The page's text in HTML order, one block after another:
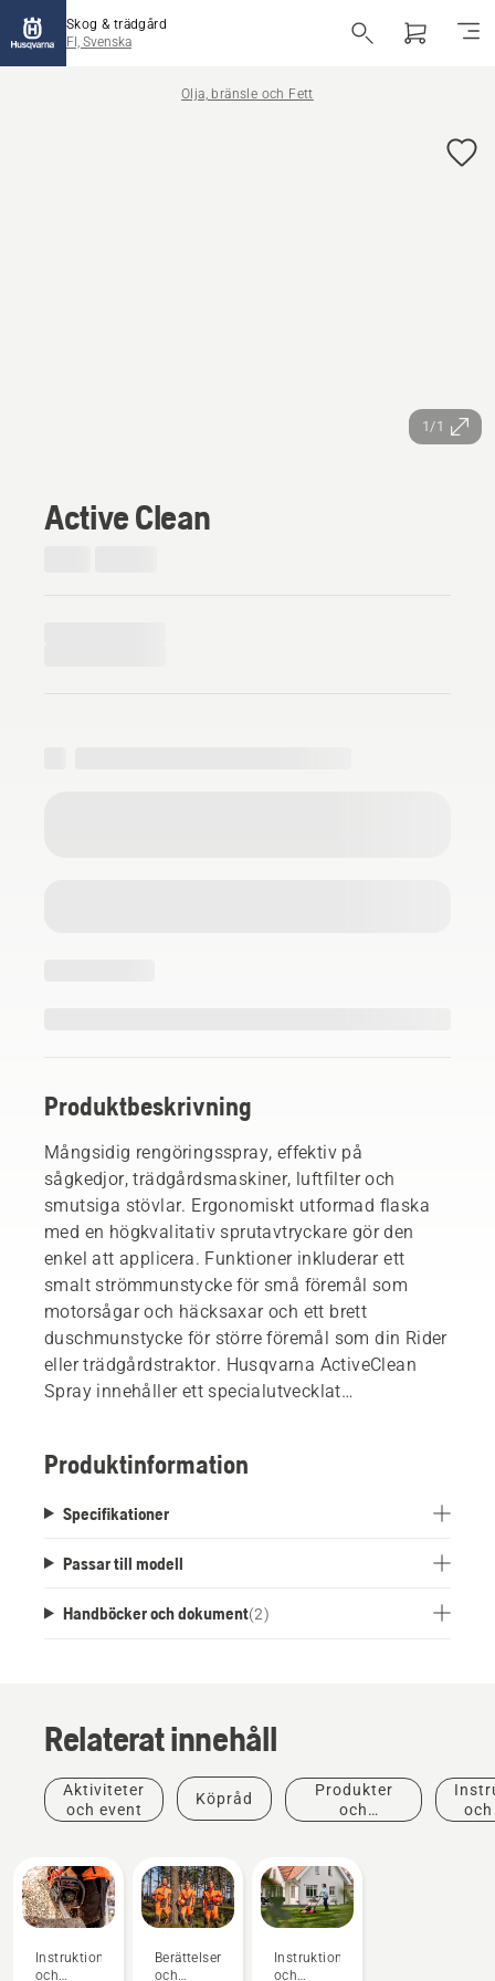
Skog & trädgård
FI, Svenska
Olja, bränsle och Fett
1/1
Active Clean
Produktbeskrivning
Mångsidig rengöringsspray, effektiv på
sågkedjor, trädgårdsmaskiner, luftfilter och
smutsiga stövlar. Ergonomiskt utformad flaska
med en högkvalitativ sprutavtryckare gör den
enkel att applicera. Funktioner inkluderar ett
smalt strömmunstycke för små föremål som
motorsågar och häcksaxar och ett brett
duschmunstycke för större föremål som din Rider
eller trädgårdstraktor. Husqvarna ActiveClean
Spray innehåller ett specialutvecklat
Produktinformation
Specifikationer
Passar till modell
Handböcker och dokument(2)
Relaterat innehåll
Aktiviteter
och event
Köpråd
Produkter
och
Instruktioner
och
Berättelser
och
Instruktioner
och